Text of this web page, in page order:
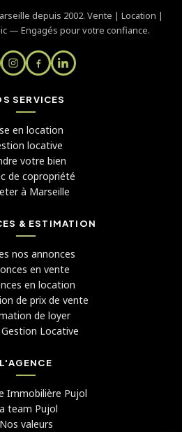
depuis 2002. Vente | Location |
— Engagés pour votre confiance.
SERVICES
en location
locative
votre bien
de copropriété
à Marseille
& ESTIMATION
nos annonces
en vente
en location
de prix de vente
de loyer
Locative
L'AGENCE
Immobilière Pujol
team Pujol
Nos valeurs